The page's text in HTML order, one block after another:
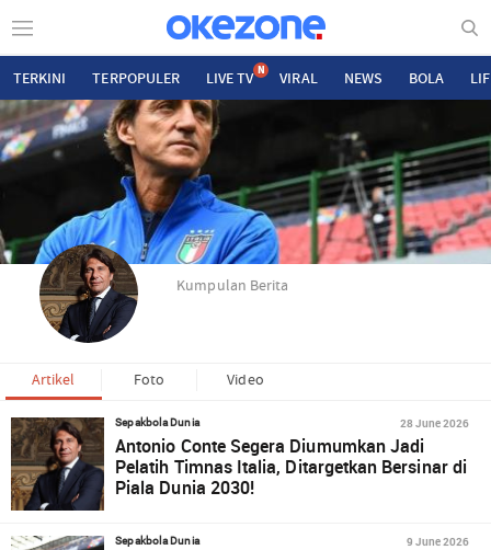
TERKINI TERPOPULER LIVE TV N VIRAL NEWS BOLA
Kumpulan Berita
Artikel Foto Video
Sepakbola Dunia 28 June 2026
Antonio Conte Segera Diumumkan Jadi
Pelatih Timnas Italia, Ditargetkan Bersinar di
Piala Dunia 2030!
Sepakbola Dunia 9 June 2026